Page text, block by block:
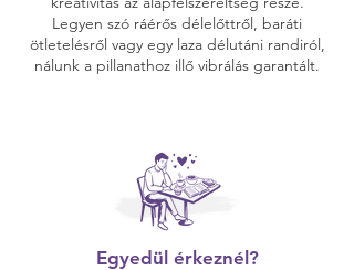
Legyen szó ráérős délelőttről, baráti
ötletelésről vagy egy laza délutáni randiról,
nálunk a pillanathoz illő vibrálás garantált.
Egyedül érkeznél?